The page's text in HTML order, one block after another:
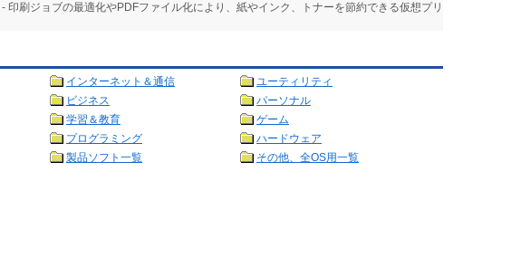
- 印刷ジョブの最適化やPDFファイル化により、紙やインク、トナーを節約できる仮想プリ
インターネット＆通信
ユーティリティ
ビジネス
パーソナル
学習＆教育
ゲーム
プログラミング
ハードウェア
製品ソフト一覧 その他、全OS用一覧